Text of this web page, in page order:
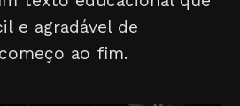
e agradável de
ao fim.